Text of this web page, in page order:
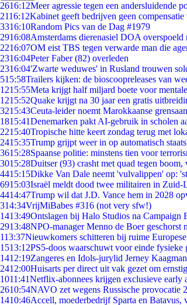
2616:12Meer agressie tegen een andersluidende
2116:12Kabinet geeft bedrijven geen
3316:10Random Pics van de Dag #1979
2916:08Amsterdams dierenasiel DOA
2216:07OM eist TBS tegen verwarde man die
2316:04Peter Faber (82) overleden
2316:04'Zwarte weduwes' in Rusland trouwen
515:58Trailers kijken: de bioscoopreleases van
1215:55Meta krijgt half miljard boete voor
1215:52Quake krijgt na 30 jaar een gratis
3215:43Ceuta-leider noemt Marokkaanse
1815:41Denemarken pakt AI-gebruik in scholen
2215:40Tropische hitte keert zondag terug met
2415:35Trump grijpt weer in op automatisch
3615:28Spaanse politie: minstens tien voor
3015:28Duitser (93) crasht met quad tegen boom,
4415:15Dikke Van Dale neemt 'vulvalippen' op:
6915:03Israël meldt dood twee militairen in Zuid-
4414:47Trump wil dat J.D. Vance hem in 2028
314:34VrijMiBabes #316 (not very sfw!)
1413:49Ontslagen bij Halo Studios na Campaign
2913:48NPO-manager Menno de Boer geschorst
113:37Nieuwkomers schitteren bij ruime
1513:12PS5-doos waarschuwt voor einde fysieke
1412:19Zangeres en Idols-jurylid Jerney
2412:00Huisarts per direct uit vak gezet om
1011:41Netflix-abonnees krijgen exclusieve
2610:54NAVO zet wegens Russische provocatie
1410:46Accell, moederbedrijf Sparta en Batavus,